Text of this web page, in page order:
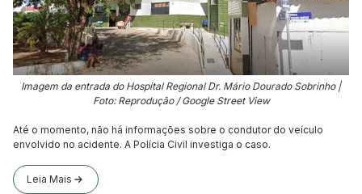
Imagem da entrada do Hospital Regional Dr. Mário Dourado Sobrinho |
Foto: Reprodução / Google Street View
Até o momento, não há informações sobre o condutor do veículo
envolvido no acidente. A Polícia Civil investiga o caso.
Leia Mais